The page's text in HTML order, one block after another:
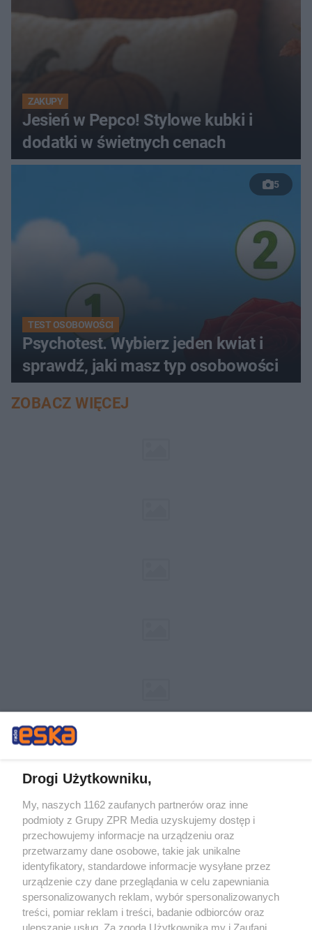
ZAKUPY
Jesień w Pepco! Stylowe kubki i
dodatki w świetnych cenach
5
TEST OSOBOWOŚCI
Psychotest. Wybierz jeden kwiat i
sprawdź, jaki masz typ osobowości
ZOBACZ WIĘCEJ
Żaden utwór zamieszczony w serwisie nie może być powielany i
rozpowszechniany lub dalej rozpowszechniany w jakikolwiek sposób (w
tym także elektroniczny lub mechaniczny) na jakimkolwiek polu
eksploatacji w jakiejkolwiek formie, włącznie z umieszczaniem w Internecie
bez pisemnej zgody właściciela praw. Jakiekolwiek użycie lub
wykorzystanie utworów w całości lub w części z naruszeniem prawa, tzn.
bez właściwej zgody, jest zabronione pod groźbą kary i może być ścigane
prawnie.
Drogi Użytkowniku,
My, naszych 1162 zaufanych partnerów oraz inne
podmioty z Grupy ZPR Media uzyskujemy dostęp i
przechowujemy informacje na urządzeniu oraz
przetwarzamy dane osobowe, takie jak unikalne
identyfikatory, standardowe informacje wysyłane przez
urządzenie czy dane przeglądania w celu zapewniania
spersonalizowanych reklam, wybór spersonalizowanych
treści, pomiar reklam i treści, badanie odbiorców oraz
ulepszanie usług. Za zgodą Użytkownika my i Zaufani